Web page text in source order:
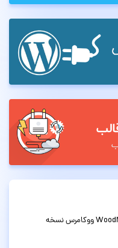
قالب فروشگاهی چندمنظوره وودمارت WoodMart ووکامرس نسخه